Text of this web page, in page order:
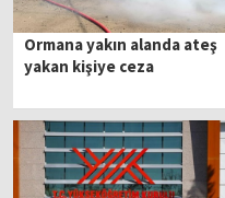
Ormana yakın alanda ateş
yakan kişiye ceza